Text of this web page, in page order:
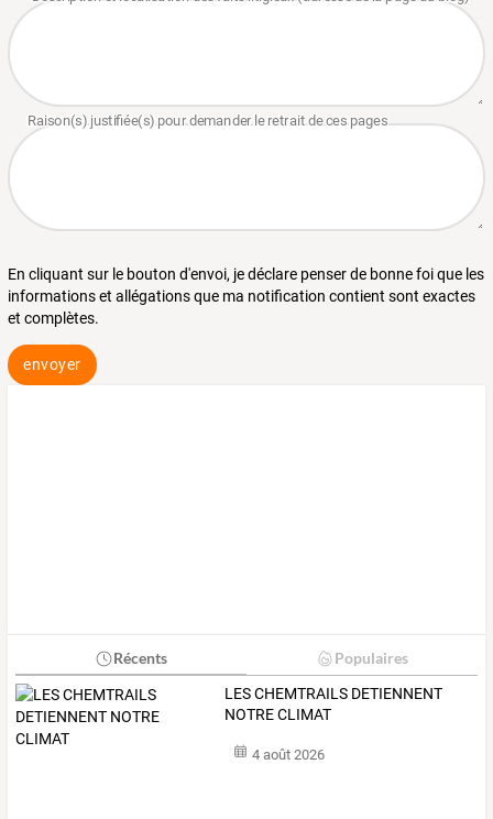
En cliquant sur le bouton d'envoi, je déclare penser de bonne foi que les
informations et allégations que ma notification contient sont exactes
et complètes.
envoyer
Récents Populaires
LES CHEMTRAILS DETIENNENT
NOTRE CLIMAT
4 août 2026